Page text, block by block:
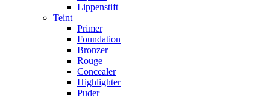
Lippenstift
Teint
Primer
Foundation
Bronzer
Rouge
Concealer
Highlighter
Puder